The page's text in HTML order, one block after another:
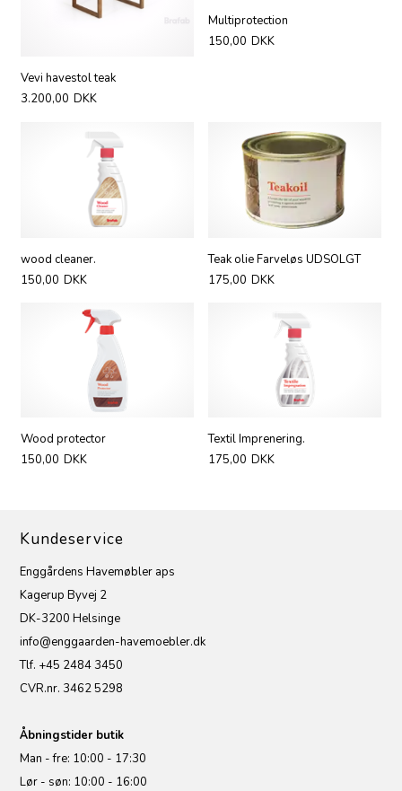
Vevi havestol teak
3.200,00 DKK
Multiprotection
150,00 DKK
wood cleaner.
150,00 DKK
Teak olie Farveløs UDSOLGT
175,00 DKK
Wood protector
150,00 DKK
Textil Imprenering.
175,00 DKK
Kundeservice
Enggårdens Havemøbler aps
Kagerup Byvej 2
DK-3200 Helsinge
info@enggaarden-havemoebler.dk
Tlf. +45 2484 3450
CVR.nr. 3462 5298
Åbningstider butik
Man - fre: 10:00 - 17:30
Lør - søn: 10:00 - 16:00